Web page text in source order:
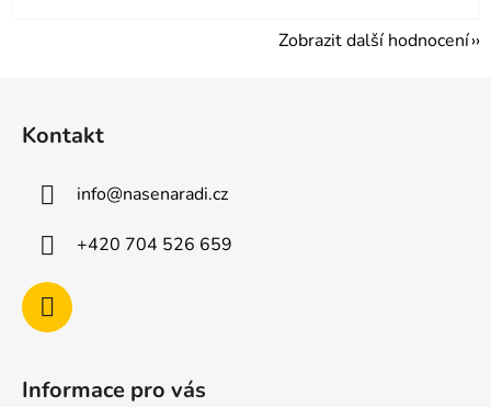
Zobrazit další hodnocení
Kontakt
info@nasenaradi.cz
+420 704 526 659
Informace pro vás